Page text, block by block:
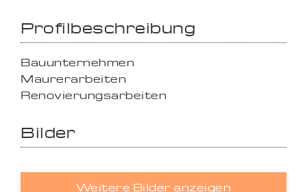
Profilbeschreibung
Bauunternehmen
Maurerarbeiten
Renovierungsarbeiten
Bilder
Weitere Bilder anzeigen